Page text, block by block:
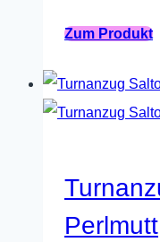
Zum Produkt
Perlmutt